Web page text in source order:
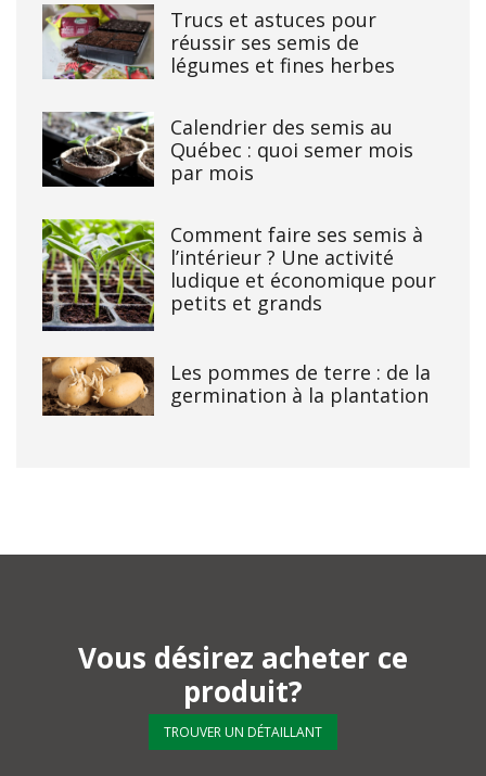
Trucs et astuces pour
réussir ses semis de
légumes et fines herbes
Calendrier des semis au
Québec : quoi semer mois
par mois
Comment faire ses semis à
l’intérieur ? Une activité
ludique et économique pour
petits et grands
Les pommes de terre : de la
germination à la plantation
Vous désirez acheter ce
produit?
TROUVER UN DÉTAILLANT